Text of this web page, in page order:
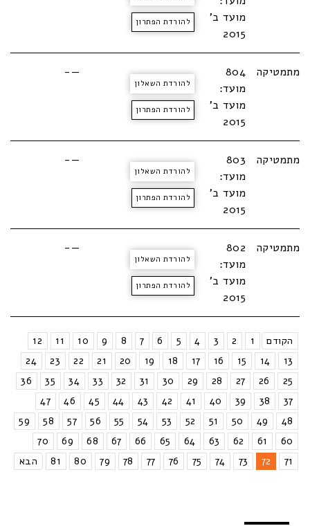
מועד ב'
2015
להורדת הפתרון
מתמטיקה
804
מועד:
מועד ב'
2015
להורדת השאלון
להורדת הפתרון
—-
מתמטיקה
803
מועד:
מועד ב'
2015
להורדת השאלון
להורדת הפתרון
—-
מתמטיקה
802
מועד:
מועד ב'
2015
להורדת השאלון
להורדת הפתרון
—-
הקודם 1
2
3
4
5
6
7
8
9
10
11
12
13
14
15
16
17
18
19
20
21
22
23
24
25
26
27
28
29
30
31
32
33
34
35
36
37
38
39
40
41
42
43
44
45
46
47
48
49
50
51
52
53
54
55
56
57
58
59
60
61
62
63
64
65
66
67
68
69
70
71
72
73
74
75
76
77
78
79
80
81 הבא